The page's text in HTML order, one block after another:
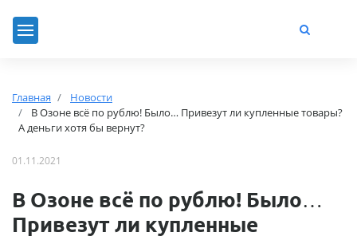
Главная
Новости
В Озоне всё по рублю! Было… Привезут ли купленные товары?
А деньги хотя бы вернут?
01.11.2021
В Озоне всё по рублю! Было…
Привезут ли купленные